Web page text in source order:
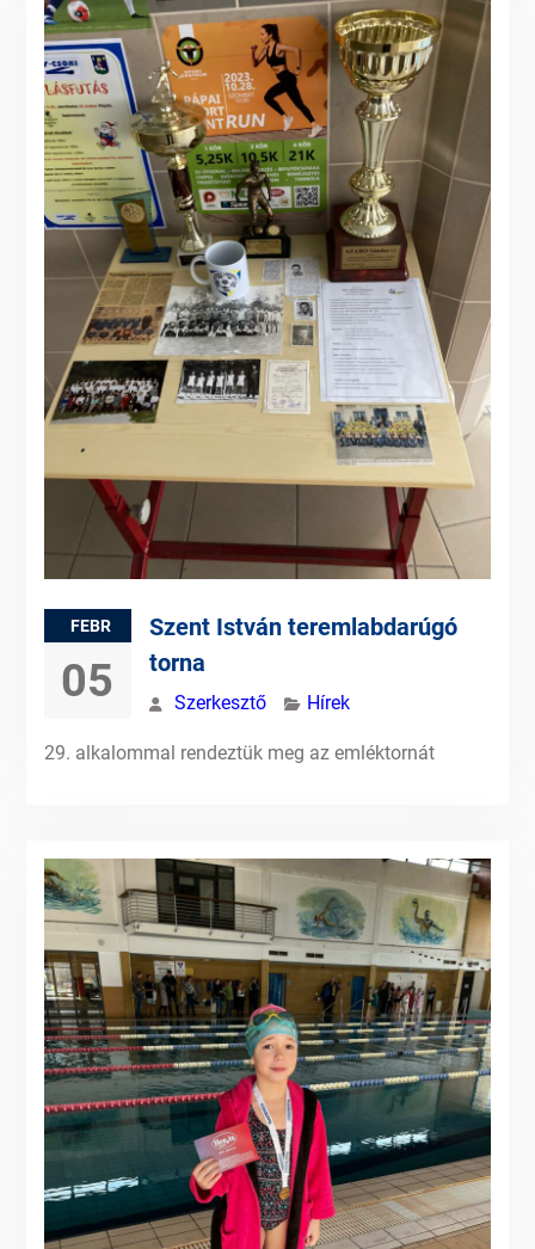
FEBR
05
Szent István teremlabdarúgó
torna
Szerkesztő Hírek
29. alkalommal rendeztük meg az emléktornát